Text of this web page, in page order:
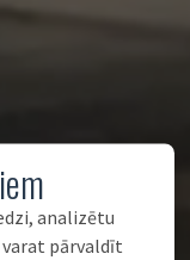
analizētu
pārvaldīt